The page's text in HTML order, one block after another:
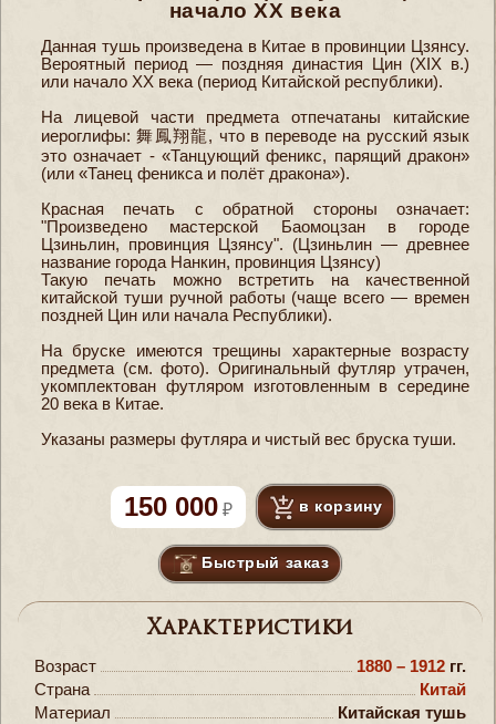
начало XX века
Данная тушь произведена в Китае в провинции Цзянсу.
Вероятный период — поздняя династия Цин (XIX в.)
или начало XX века (период Китайской республики).
На лицевой части предмета отпечатаны китайские
иероглифы: 舞鳳翔龍, что в переводе на русский язык
это означает - «Танцующий феникс, парящий дракон»
(или «Танец феникса и полёт дракона»).
Красная печать с обратной стороны означает:
"Произведено мастерской Баомоцзан в городе
Цзиньлин, провинция Цзянсу". (Цзиньлин — древнее
название города Нанкин, провинция Цзянсу)
Такую печать можно встретить на качественной
китайской туши ручной работы (чаще всего — времен
поздней Цин или начала Республики).
На бруске имеются трещины характерные возрасту
предмета (см. фото). Оригинальный футляр утрачен,
укомплектован футляром изготовленным в середине
20 века в Китае.
Указаны размеры футляра и чистый вес бруска туши.
150 000 в корзину
Быстрый заказ
Характеристики
Возраст 1880 – 1912 гг.
Страна
Китай
Материал
Китайская тушь